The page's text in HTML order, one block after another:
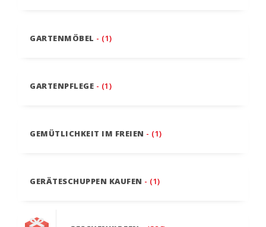
GARTENMÖBEL - (1)
GARTENPFLEGE - (1)
GEMÜTLICHKEIT IM FREIEN - (1)
GERÄTESCHUPPEN KAUFEN - (1)